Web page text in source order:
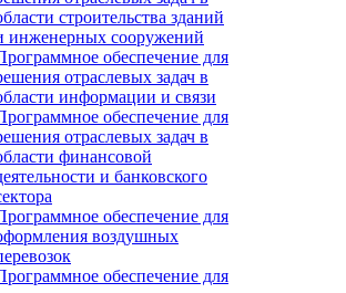
строительства зданий
инженерных сооружений
обеспечение для
отраслевых задач в
информации и связи
обеспечение для
отраслевых задач в
финансовой
и банковского
обеспечение для
воздушных
обеспечение для